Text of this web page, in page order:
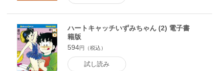
ハートキャッチいずみちゃん (2) 電子書
籍版
594円（税込）
試し読み